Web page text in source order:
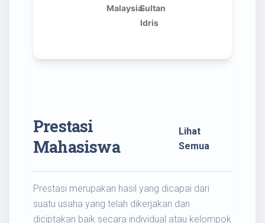
Prestasi
Mahasiswa
Lihat
Semua
Prestasi merupakan hasil yang dicapai dari
suatu usaha yang telah dikerjakan dan
diciptakan baik secara individual atau kelompok